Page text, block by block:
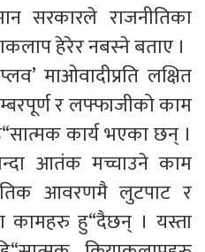
सरकारले राजनीतिका
हेरेर नबस्ने बताए ।
माओवादीप्रति लक्षित
र लफ्फाजीको काम
कार्य भएका छन् ।
आतंक मच्चाउने काम
आवरणमै लुटपाट र
कामहरु हु“दैछन् । यस्ता